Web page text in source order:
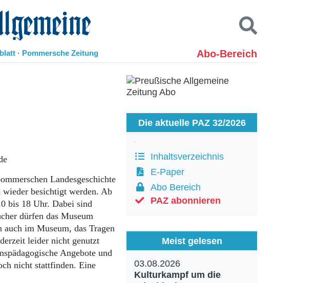
· Pommersche Zeitung Abo-Bereich
Kontakt
Landesgeschichte
besichtigt werden. Ab
bis 18 Uhr. Dabei sind
dürfen das Museum
im Museum, das Tragen
leider nicht genutzt
Angebote und
nicht stattfinden. Eine
Die aktuelle PAZ 32/2026
Inhaltsverzeichnis
E-Paper
Abo Bereich
PAZ abonnieren
Meist gelesen
03.08.2026
Kulturkampf um die